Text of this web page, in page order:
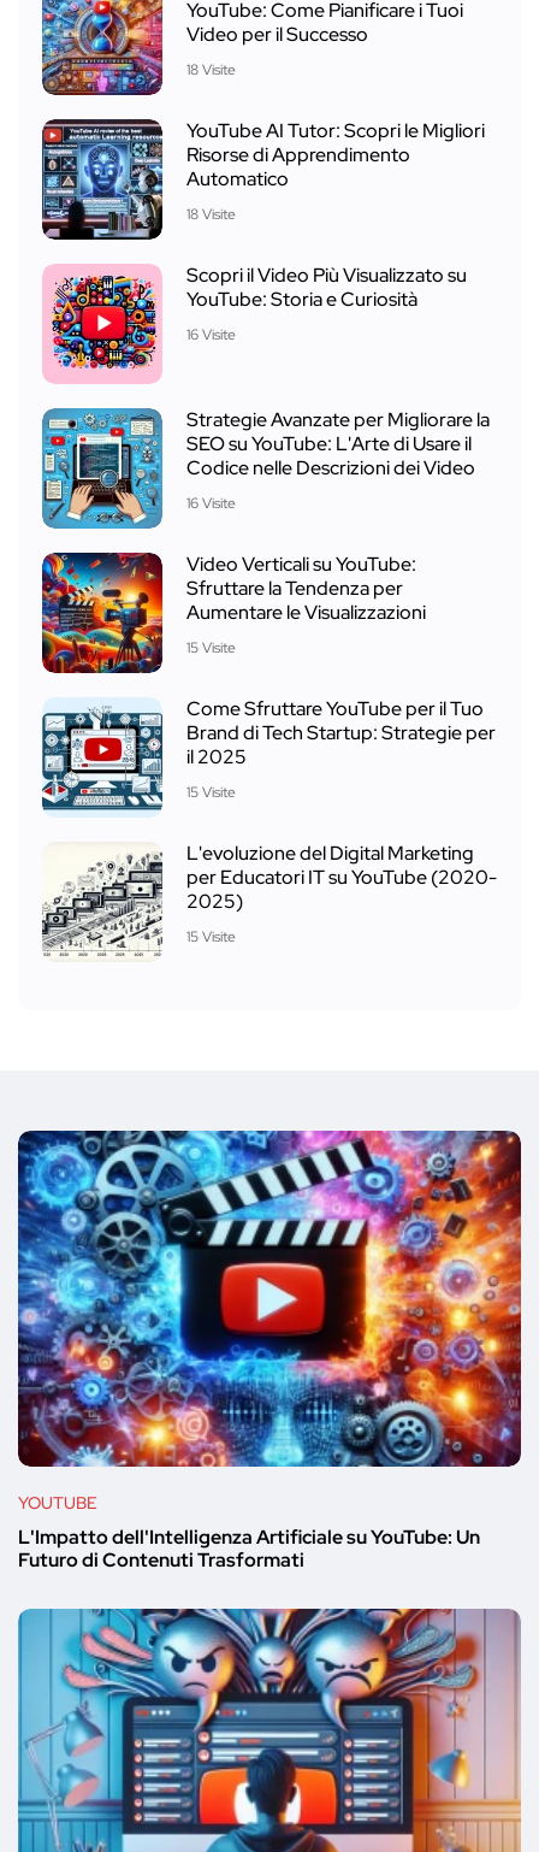
YouTube: Come Pianificare i Tuoi
Video per il Successo
18 Visite
YouTube AI Tutor: Scopri le Migliori
Risorse di Apprendimento
Automatico
18 Visite
Scopri il Video Più Visualizzato su
YouTube: Storia e Curiosità
16 Visite
Strategie Avanzate per Migliorare la
SEO su YouTube: L'Arte di Usare il
Codice nelle Descrizioni dei Video
16 Visite
Video Verticali su YouTube:
Sfruttare la Tendenza per
Aumentare le Visualizzazioni
15 Visite
Come Sfruttare YouTube per il Tuo
Brand di Tech Startup: Strategie per
il 2025
15 Visite
L'evoluzione del Digital Marketing
per Educatori IT su YouTube (2020-
2025)
15 Visite
YOUTUBE
L'Impatto dell'Intelligenza Artificiale su YouTube: Un
Futuro di Contenuti Trasformati